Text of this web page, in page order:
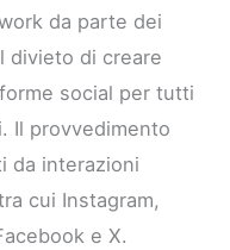
da parte dei
divieto di creare
social per tutti
Il provvedimento
da interazioni
cui Instagram,
e X.